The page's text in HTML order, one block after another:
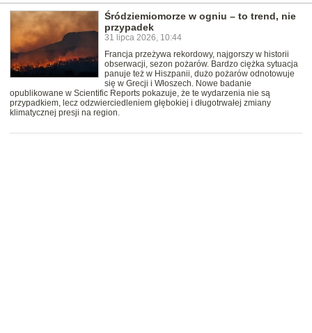
Śródziemiomorze w ogniu – to trend, nie
przypadek
31 lipca 2026, 10:44
Francja przeżywa rekordowy, najgorszy w historii
obserwacji, sezon pożarów. Bardzo ciężka sytuacja
panuje też w Hiszpanii, dużo pożarów odnotowuje
się w Grecji i Włoszech. Nowe badanie
opublikowane w Scientific Reports pokazuje, że te wydarzenia nie są
przypadkiem, lecz odzwierciedleniem głębokiej i długotrwałej zmiany
klimatycznej presji na region.